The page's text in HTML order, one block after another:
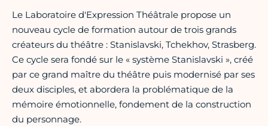
Le Laboratoire d'Expression Théâtrale propose un
nouveau cycle de formation autour de trois grands
créateurs du théâtre : Stanislavski, Tchekhov, Strasberg.
Ce cycle sera fondé sur le « système Stanislavski », créé
par ce grand maître du théâtre puis modernisé par ses
deux disciples, et abordera la problématique de la
mémoire émotionnelle, fondement de la construction
du personnage.